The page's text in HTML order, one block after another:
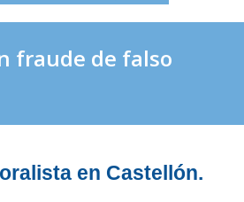
fraude de falso
en Castellón.